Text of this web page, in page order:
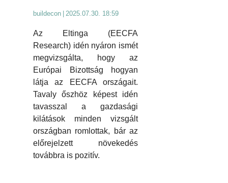
buildecon | 2025.07.30. 18:59
Az Eltinga (EECFA
Research) idén nyáron ismét
megvizsgálta, hogy az
Európai Bizottság hogyan
látja az EECFA országait.
Tavaly őszhöz képest idén
tavasszal a gazdasági
kilátások minden vizsgált
országban romlottak, bár az
előrejelzett növekedés
továbbra is pozitív.